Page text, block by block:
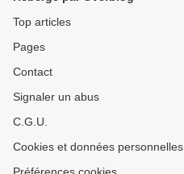
Top articles
Pages
Contact
Signaler un abus
C.G.U.
Cookies et données personnelles